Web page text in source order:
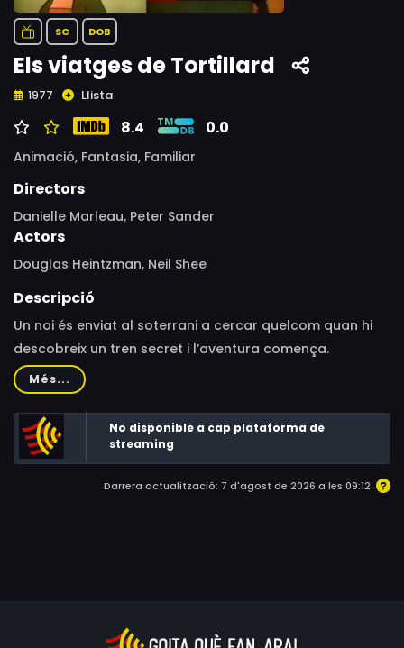
SC DOB
Els viatges de Tortillard
1977 Llista
8.4 0.0
Animació, Fantasia, Familiar
Directors
Danielle Marleau, Peter Sander
Actors
Douglas Heintzman, Neil Shee
Descripció
Un noi és enviat al soterrani a cercar quelcom quan hi
descobreix un tren secret i l’aventura comença.
Més...
No disponible a cap plataforma de
streaming
Darrera actualització: 7 d'agost de 2026 a les 09:12